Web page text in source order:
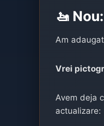
🚤
Am
Vrei
Avem deja
actualizare: